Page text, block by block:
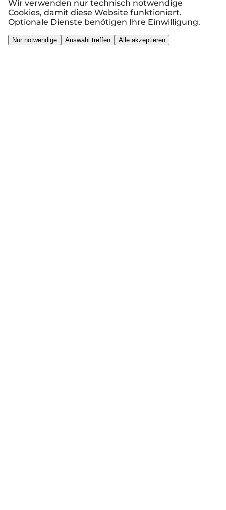
Wir verwenden nur technisch notwendige
Cookies, damit diese Website funktioniert.
Optionale Dienste benötigen Ihre Einwilligung.
Nur notwendige Auswahl treffen Alle akzeptieren